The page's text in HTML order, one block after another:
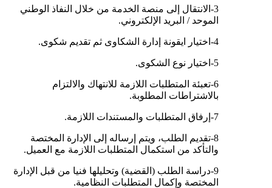
3-الانتقال إلى منصة الخدمة من خلال النفاذ الوطني
الموحد / البريد الإلكتروني.
4-اختيار ايقونة إدارة الشكاوى ثم تقديم شكوى.
5-اختيار نوع الشكوى.
6-تعبئة المتطلبات اللازمة للانتهاك والالتزام
بالاشتراطات المطلوبة.
7-إرفاق المتطلبات والمستندات اللازمة.
8-تقديم الطلب، ويتم إرساله إلى الإدارة المختصة
والتأكد من استكمال المتطلبات اللازمة مع العميل.
9-دراسة الطلب (القضية) وتحليلها فنيا من قبل الإدارة
المختصة وإكمال المتطلبات النظامية.